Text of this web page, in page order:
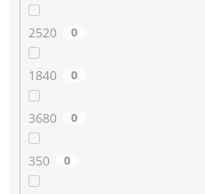
2520 0
1840 0
3680 0
350 0